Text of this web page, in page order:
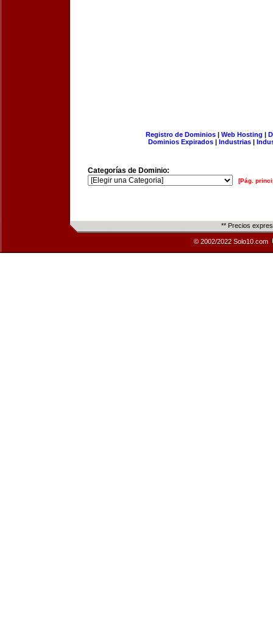
Registro de Dominios| Web Hosting |
Dominios Expirados | Industrias |
Categorías de Dominio:
[Pág.
** Precios
© 2002/2022 Solo10.com